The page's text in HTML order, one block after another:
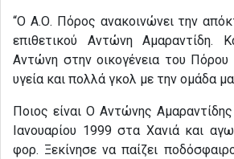
“Ο Α.Ο. Πόρος ανακοινώνει την
επιθετικού Αντώνη Αμαραντίδη.
Αντώνη στην οικογένεια του Πόρου
υγεία και πολλά γκολ με την ομάδα
Ποιος είναι Ο Αντώνης
Ιανουαρίου 1999 στα Χανιά και
φορ. Ξεκίνησε να παίζει